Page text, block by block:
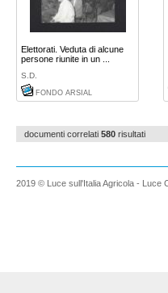
Elettorati. Veduta di alcune
persone riunite in un ...
S.D.
FONDO ARSIAL
documenti correlati 580 risultati
2019 © Luce sull'Italia Agricola - Luce